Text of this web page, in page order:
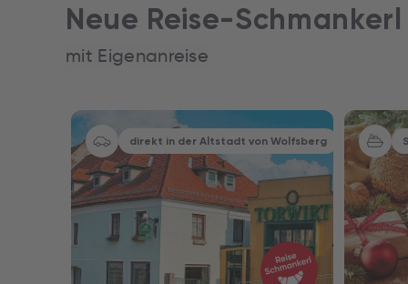
Neue Reise-Schmankerl
mit Eigenanreise
direkt in der Altstadt von Wolfsberg
Kreuzfahrt Nur Hotel